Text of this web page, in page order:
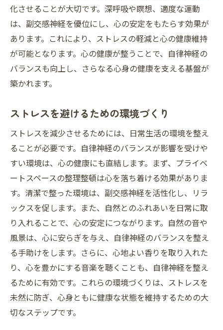
化させることが大切です。深呼吸や瞑想、適度な運動
は、副交感神経を優位にし、心の安定をもたらす効果が
あります。これにより、ストレスの軽減と心の健康維持
が可能となります。心の健康が整うことで、自律神経の
バランスも向上し、さらなる心身の健康を支える基盤が
築かれます。
ストレスを避けるための環境づくり
ストレスを減少させるためには、日常生活の環境を整え
ることが必要です。自律神経のバランスが影響を受けや
すい環境は、心の健康にも直結します。まず、プライベ
ートスペースの整理整頓は心を落ち着ける効果がありま
す。清潔で整った環境は、副交感神経を活性化し、リラ
ックスを促します。また、自然とのふれあいを日常に取
り入れることで、心の安定につながります。自然の音や
風景は、心に安らぎを与え、自律神経のバランスを整え
る手助けをします。さらに、心地よい香りを取り入れた
り、心を豊かにする音楽を聴くことも、自律神経を整え
るために有効です。これらの環境づくりは、ストレスを
未然に防ぎ、心身ともに健康な状態を維持するための大
切なステップです。